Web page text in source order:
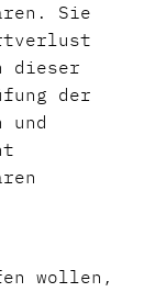
Sie
dieser
der
und
wollen,